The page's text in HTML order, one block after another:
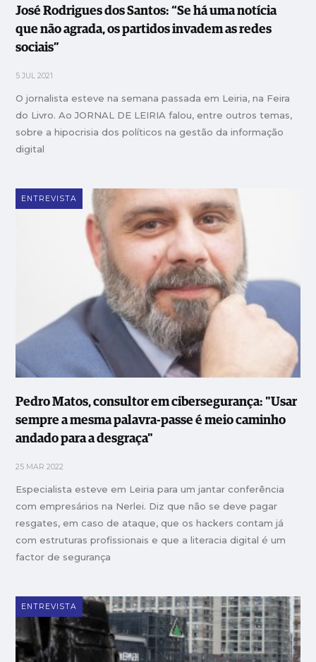
José Rodrigues dos Santos: “Se há uma notícia
que não agrada, os partidos invadem as redes
sociais”
5 JUL 2021
O jornalista esteve na semana passada em Leiria, na Feira
do Livro. Ao JORNAL DE LEIRIA falou, entre outros temas,
sobre a hipocrisia dos políticos na gestão da informação
digital
ENTREVISTA
Pedro Matos, consultor em cibersegurança: "Usar
sempre a mesma palavra-passe é meio caminho
andado para a desgraça"
25 MAR 2022
Especialista esteve em Leiria para um jantar conferência
com empresários na Nerlei. Diz que não se deve pagar
resgates, em caso de ataque, que os hackers contam já
com estruturas profissionais e que a literacia digital é um
factor de segurança
ENTREVISTA